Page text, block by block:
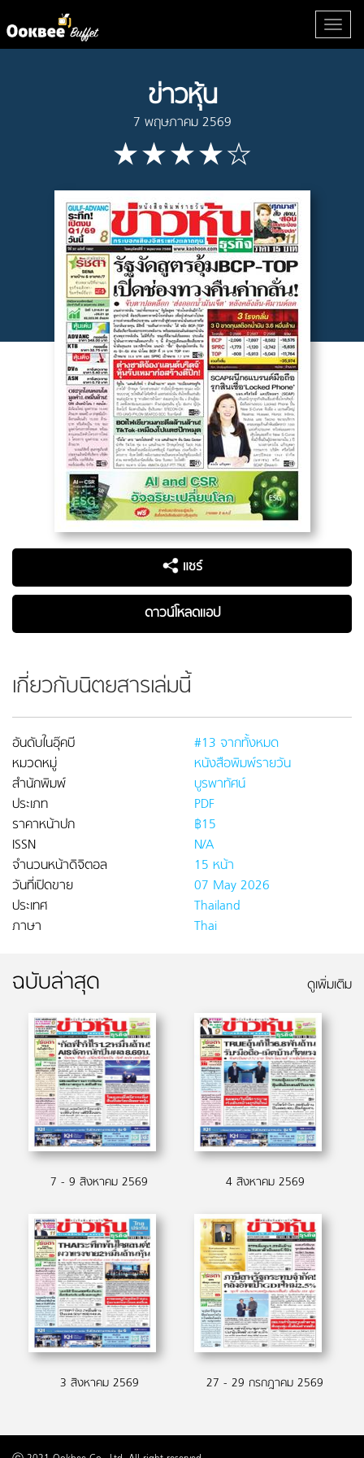
ข่าวหุ้น
7 พฤษภาคม 2569
แชร์
ดาวน์โหลดแอป
เกี่ยวกับนิตยสารเล่มนี้
อันดับในอุ๊คบี
#13 จากทั้งหมด
หมวดหมู่
หนังสือพิมพ์รายวัน
สำนักพิมพ์
บูรพาทัศน์
ประเภท
PDF
ราคาหน้าปก
฿15
ISSN
N/A
จำนวนหน้าดิจิตอล
15 หน้า
วันที่เปิดขาย
07 May 2026
ประเทศ
Thailand
ภาษา
Thai
ฉบับล่าสุด ดูเพิ่มเติม
7 - 9 สิงหาคม 2569 4 สิงหาคม 2569
3 สิงหาคม 2569 27 - 29 กรกฎาคม 2569